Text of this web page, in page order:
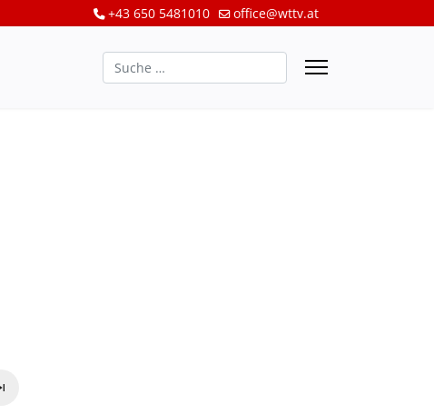
+43 650 5481010 office@wttv.at
Suchen